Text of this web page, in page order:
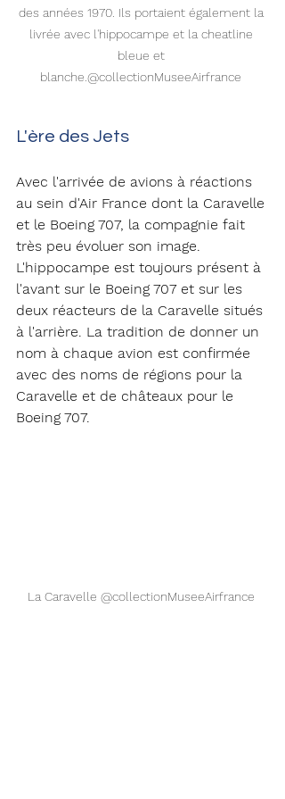
des années 1970. Ils portaient également la
livrée avec l'hippocampe et la cheatline
bleue et
blanche.@collectionMuseeAirfrance
L'ère des Jets
Avec l'arrivée de avions à réactions
au sein d'Air France dont la Caravelle
et le Boeing 707, la compagnie fait
très peu évoluer son image.
L'hippocampe est toujours présent à
l'avant sur le Boeing 707 et sur les
deux réacteurs de la Caravelle situés
à l'arrière. La tradition de donner un
nom à chaque avion est confirmée
avec des noms de régions pour la
Caravelle et de châteaux pour le
Boeing 707.
La Caravelle @collectionMuseeAirfrance